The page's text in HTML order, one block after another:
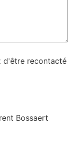
d'être recontacté
Bossaert